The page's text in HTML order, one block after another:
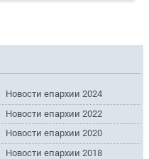
Новости епархии 2024
Новости епархии 2022
Новости епархии 2020
Новости епархии 2018